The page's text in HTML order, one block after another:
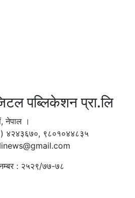
पब्लिकेशन प्रा.लि
नेपाल ।
४२४३६७०, ९८०१०४४८३५
नम्बर : २५२९/७७-७८